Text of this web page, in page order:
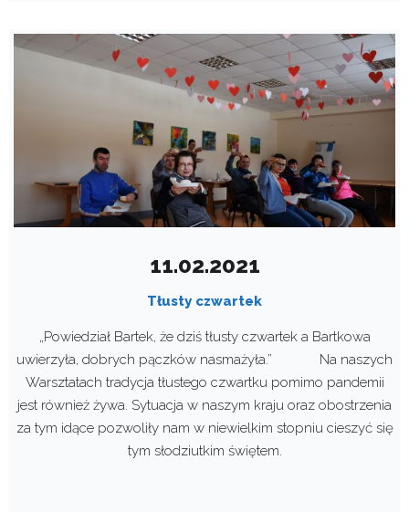
11.02.2021
Tłusty czwartek
„Powiedział Bartek, że dziś tłusty czwartek a Bartkowa
uwierzyła, dobrych pączków nasmażyła.” Na naszych
Warsztatach tradycja tłustego czwartku pomimo pandemii
jest również żywa. Sytuacja w naszym kraju oraz obostrzenia
za tym idące pozwoliły nam w niewielkim stopniu cieszyć się
tym słodziutkim świętem.